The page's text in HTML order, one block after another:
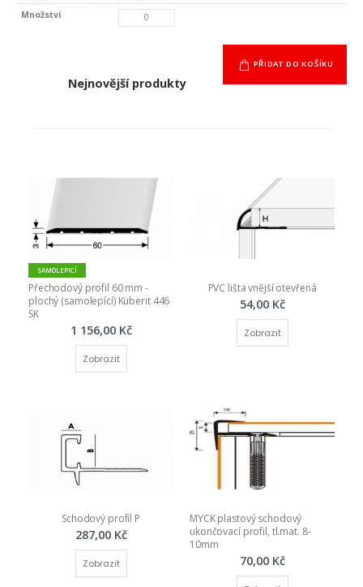
PŘIDAT DO KOŠÍKU
Nejnovější produkty
SAMOLEPICÍ
Přechodový profil 60 mm -
plochý (samolepící) Küberit 446
SK
1 156,00 Kč
Zobrazit
PVC lišta vnější otevřená
54,00 Kč
Zobrazit
Schodový profil P
287,00 Kč
Zobrazit
MYCK plastový schodový
ukončovací profil, tl.mat. 8-
10mm
70,00 Kč